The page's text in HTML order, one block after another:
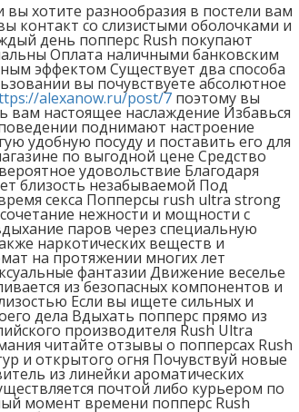
хотите разнообразия в постели вам
контакт со слизистыми оболочками и
день попперс Rush покупают
Оплата наличными банковским
эффектом Существует два способа
вы почувствуете абсолютное
alexanow.ru/post/7 поэтому вы
вам настоящее наслаждение Избавься
поднимают настроение
удобную посуду и поставить его для
по выгодной цене Средство
удовольствие Благодаря
близость незабываемой Под
секса Попперсы rush ultra strong
нежности и мощности с
паров через специальную
наркотических веществ и
на протяжении многих лет
фантазии Движение веселье
из безопасных компонентов и
Если вы ищете сильных и
дела Вдыхать попперс прямо из
производителя Rush Ultra
читайте отзывы о попперсах Rush
и открытого огня Почувствуй новые
из линейки ароматических
почтой либо курьером по
момент времени попперс Rush